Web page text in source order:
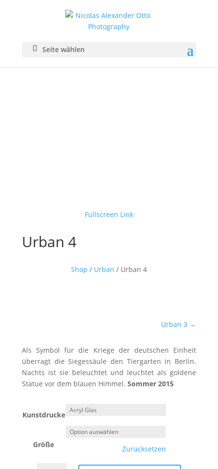
Seite wählen
Fullscreen Link
Urban 4
Shop / Urban / Urban 4
Urban 3 →
Als Symbol für die Kriege der deutschen Einheit
überragt die Siegessäule den Tiergarten in Berlin.
Nachts ist sie beleuchtet und leuchtet als goldene
Statue vor dem blauen Himmel. Sommer 2015
Kunstdrucke
Größe Zurücksetzen